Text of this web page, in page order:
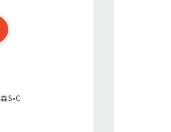
S•C